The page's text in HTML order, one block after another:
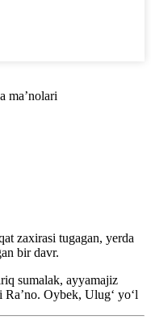
ma’nolari
zaxirasi tugagan, yerda
bir davr.
sumalak, ayyamajiz
Oybek, Ulugʻ yoʻl